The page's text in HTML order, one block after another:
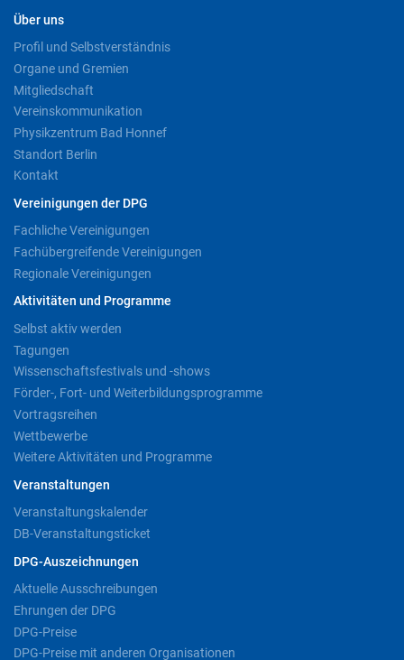
Über uns
Profil und Selbstverständnis
Organe und Gremien
Mitgliedschaft
Vereinskommunikation
Physikzentrum Bad Honnef
Standort Berlin
Kontakt
Vereinigungen der DPG
Fachliche Vereinigungen
Fachübergreifende Vereinigungen
Regionale Vereinigungen
Aktivitäten und Programme
Selbst aktiv werden
Tagungen
Wissenschaftsfestivals und -shows
Förder-, Fort- und Weiterbildungsprogramme
Vortragsreihen
Wettbewerbe
Weitere Aktivitäten und Programme
Veranstaltungen
Veranstaltungskalender
DB-Veranstaltungsticket
DPG-Auszeichnungen
Aktuelle Ausschreibungen
Ehrungen der DPG
DPG-Preise
DPG-Preise mit anderen Organisationen